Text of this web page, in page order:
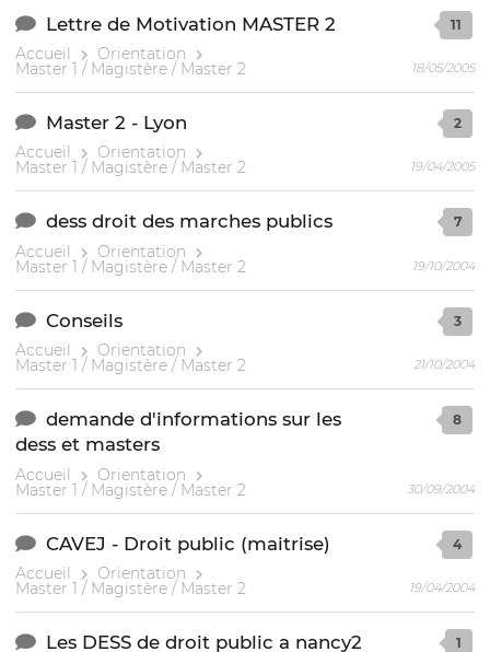
Lettre de Motivation MASTER 2
Accueil Orientation
Master 1 / Magistère / Master 2
11
18/05/2005
Master 2 - Lyon
Accueil Orientation
Master 1 / Magistère / Master 2
2
19/04/2005
dess droit des marches publics
Accueil Orientation
Master 1 / Magistère / Master 2
7
19/10/2004
Conseils
Accueil Orientation
Master 1 / Magistère / Master 2
3
21/10/2004
demande d'informations sur les
dess et masters
Accueil Orientation
Master 1 / Magistère / Master 2
8
30/09/2004
CAVEJ - Droit public (maitrise)
Accueil Orientation
Master 1 / Magistère / Master 2
4
19/04/2004
Les DESS de droit public a nancy2 1